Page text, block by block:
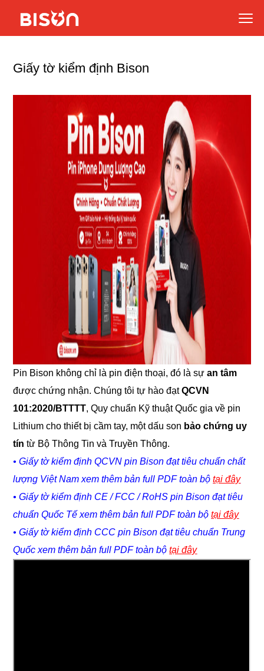
Giấy tờ kiểm định Bison
Pin Bison không chỉ là pin điện thoại, đó là sựan tâm
được chứng nhận. Chúng tôi tự hào đạtQCVN
101:2020/BTTTT, Quy chuẩn Kỹ thuật Quốc gia về pin
Lithium cho thiết bị cầm tay, một dấu son bảo chứng uy
tín từ Bộ Thông Tin và Truyền Thông.
• Giấy tờ kiểm định QCVN pin Bison đạt tiêu chuẩn chất
lượng Việt Nam xem thêm bản full PDF toàn bộtại đây
• Giấy tờ kiểm định CE / FCC / RoHS pin Bison đạt tiêu
chuẩn Quốc Tế xem thêm bản full PDF toàn bộtại đây
• Giấy tờ kiểm định CCC pin Bison đạt tiêu chuẩn Trung
Quốc xem thêm bản full PDF toàn bộtại đây